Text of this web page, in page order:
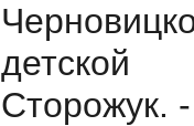
детской
Сторожук.